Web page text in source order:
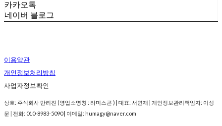
카카오톡
네이버 블로그
이용약관
개인정보처리방침
사업자정보확인
상호: 주식회사 만리진 (영업소명칭 : 라미스콘 ) | 대표: 서연재 | 개인정보관리책임자: 이성
문 | 전화: 010-8983-5090 | 이메일: humagy@naver.com